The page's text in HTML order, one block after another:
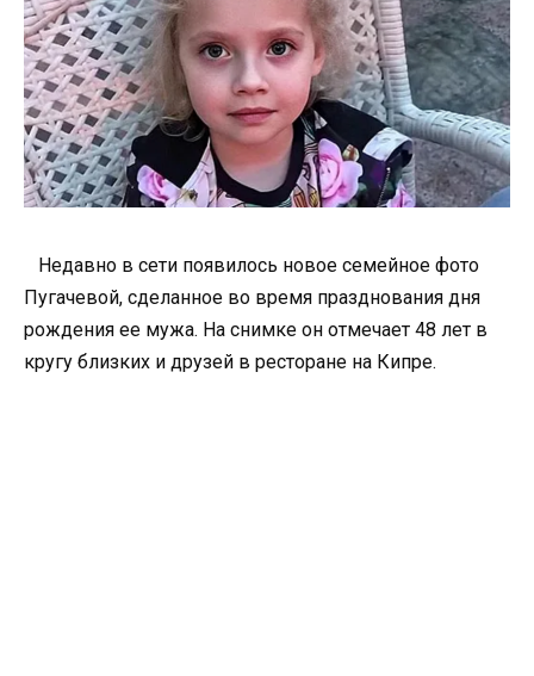
Недавно в сети появилось новое семейное фото
Пугачевой, сделанное во время празднования дня
рождения ее мужа. На снимке он отмечает 48 лет в
кругу близких и друзей в ресторане на Кипре.